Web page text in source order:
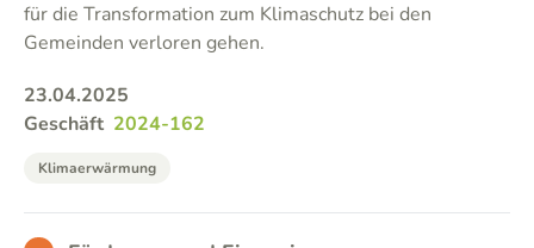
für die Transformation zum Klimaschutz bei den
Gemeinden verloren gehen.
23.04.2025
Geschäft 2024-162
Klimaerwärmung